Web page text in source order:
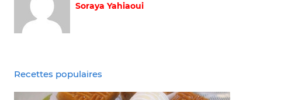
Soraya Yahiaoui
Recettes populaires